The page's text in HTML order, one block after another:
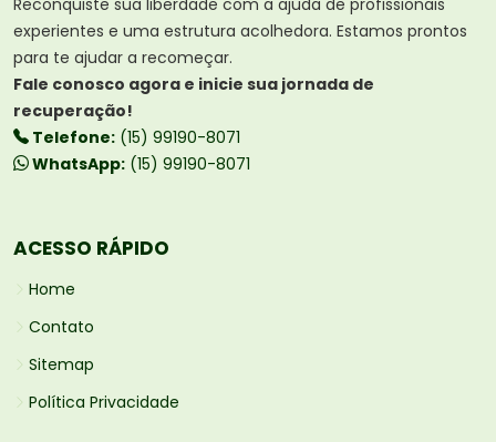
experientes e uma estrutura acolhedora. Estamos prontos
para te ajudar a recomeçar.
Fale conosco agora e inicie sua jornada de
recuperação!
Telefone: (15) 99190-8071
WhatsApp: (15) 99190-8071
ACESSO RÁPIDO
Home
Contato
Sitemap
Política Privacidade